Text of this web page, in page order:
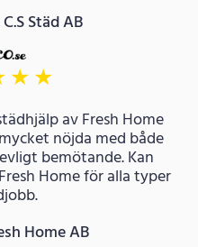
Städ AB
★★
av Fresh Home
nöjda med både
bemötande. Kan
Home för alla typer
Home AB